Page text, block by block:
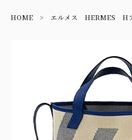
HOME エルメス HERMES H